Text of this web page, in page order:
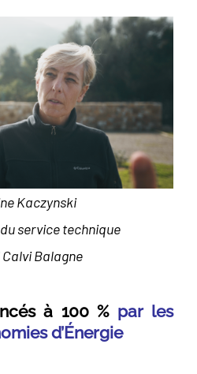
Kaczynski
service technique
Balagne
à 100 % par les
d’Énergie